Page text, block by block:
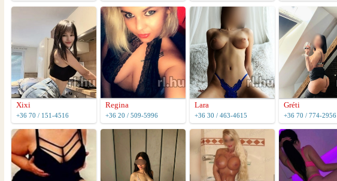
Xixi
+36 70 / 151-4516
Regina
+36 20 / 509-5996
Lara
+36 30 / 463-4615
Gréti
+36 70 / 774-2956